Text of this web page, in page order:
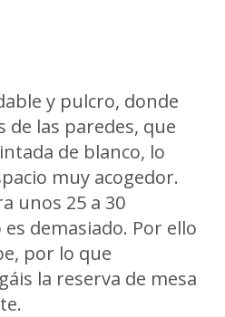
y pulcro, donde
de las paredes, que
de blanco, lo
muy acogedor.
unos 25 a 30
demasiado. Por ello
por lo que
la reserva de mesa